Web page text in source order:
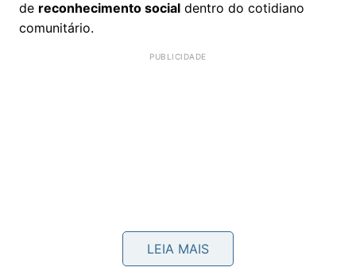
de reconhecimento social dentro do cotidiano
comunitário.
LEIA MAIS